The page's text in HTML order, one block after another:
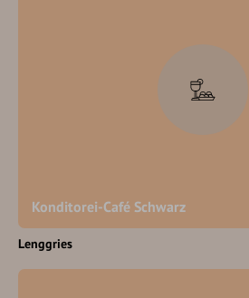
Konditorei-Café Schwarz
Lenggries